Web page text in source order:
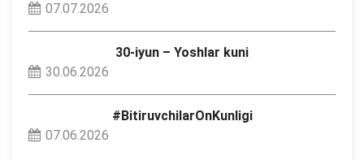
07.07.2026
30-iyun – Yoshlar kuni
30.06.2026
#BitiruvchilarOnKunligi
07.06.2026